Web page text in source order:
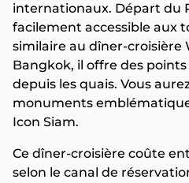
internationaux. Départ du
facilement accessible aux
similaire au dîner-croisière
Bangkok, il offre des
depuis les quais. Vous
monuments
Icon Siam.
Ce dîner-croisière coûte
selon le canal de